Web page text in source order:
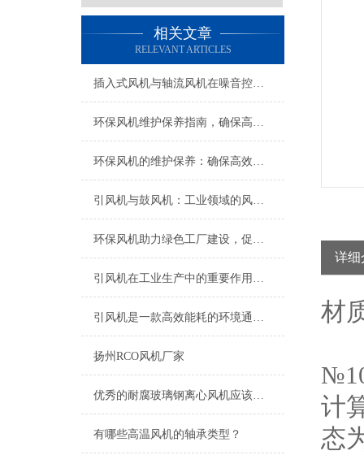
相关文章
RELEVANT ARTICLES
插入式风机与轴流风机在噪音控制上有何差异？
环保风机维护保养指南，确保高效稳定运行
环保风机的维护保养：确保高效运行的关键
引风机与鼓风机：工业领域的风动双子星
环保风机助力绿色工厂建设，促进节能减排
引风机在工业生产中的重要作用及发展趋势
引风机是一款高效能耗的环境通风设备
扬州RCO风机厂家
优秀的耐腐玻璃钢离心风机应该具备以下特点
有哪些高温风机的轴承类型？
详细
材
计
态